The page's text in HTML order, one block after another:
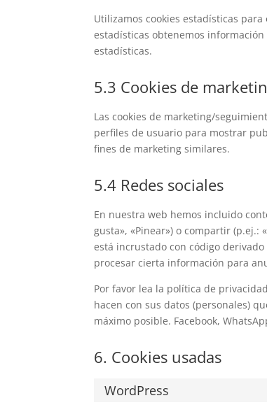
Utilizamos cookies estadísticas
estadísticas obtenemos
estadísticas.
5.3 Cookies de
Las cookies de marketing/
perfiles de usuario para mostrar
fines de marketing similares.
5.4 Redes sociales
En nuestra web hemos incluido
gusta», «Pinear») o compartir (p.ej.:
está incrustado con código
procesar cierta información para
Por favor lea la política de
hacen con sus datos (personales)
máximo posible. Facebook,
6. Cookies usadas
WordPress